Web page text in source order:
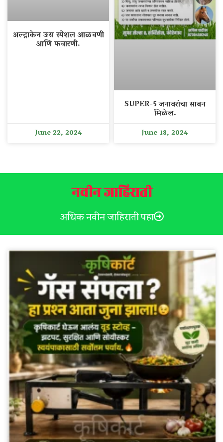
अल्ट्राकेन ऊस स्पेशल आळवणी
आणि फवारणी.
June 22, 2024
SUPER-5 जनावरांचा साबन
मिळेल.
June 18, 2024
नवीन जाहिराती
अधिक नवीन जाहिराती पहा